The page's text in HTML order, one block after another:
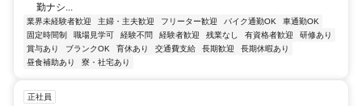
勤ナシ...
業界未経験者歓迎 主婦・主夫歓迎 フリーター歓迎 バイク通勤OK
車通勤OK
固定時間制
職場見学可 経験不問 経験者歓迎 残業なし 有資格者歓迎
研修あり
賞与あり
ブランクOK 育休あり 交通費支給 長期歓迎
長期休暇あり
昼食補助あり
寮・社宅あり
正社員